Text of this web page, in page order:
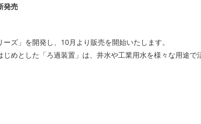
発売
ズ」を開発し、10月より販売を開始いたします。
めとした「ろ過装置」は、井水や工業用水を様々な用途で